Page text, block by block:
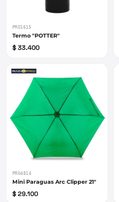
PRO1615
Termo "POTTER"
$ 33.400
PRO4814
Mini Paraguas Arc Clipper 21"
$ 29.100